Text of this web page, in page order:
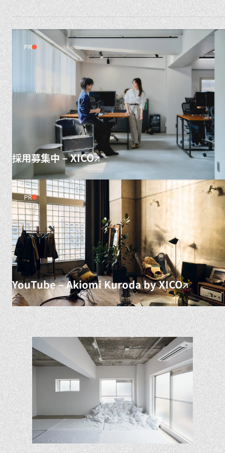
PR
採用募集中 – XICO
PR
YouTube – Akiomi Kuroda by XICO